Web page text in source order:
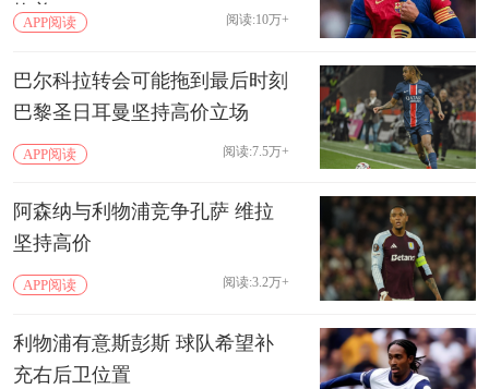
坎普
APP阅读 阅读:10万+
巴尔科拉转会可能拖到最后时刻
巴黎圣日耳曼坚持高价立场
APP阅读 阅读:7.5万+
阿森纳与利物浦竞争孔萨 维拉
坚持高价
APP阅读 阅读:3.2万+
利物浦有意斯彭斯 球队希望补
充右后卫位置